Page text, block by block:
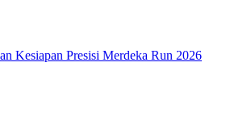
Kesiapan Presisi Merdeka Run 2026